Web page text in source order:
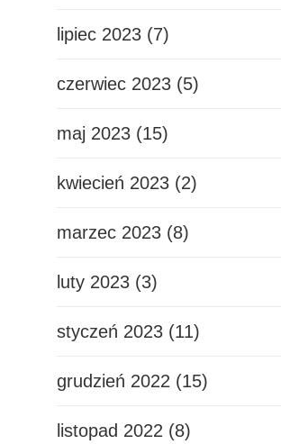
lipiec 2023 (7)
czerwiec 2023 (5)
maj 2023 (15)
kwiecień 2023 (2)
marzec 2023 (8)
luty 2023 (3)
styczeń 2023 (11)
grudzień 2022 (15)
listopad 2022 (8)